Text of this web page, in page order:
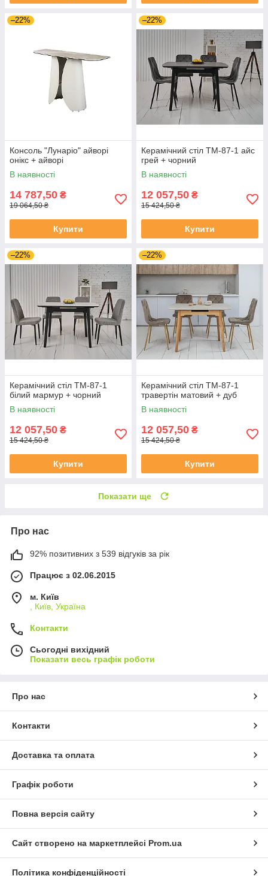
–22%
Консоль "Лунаріо" айворі
онікс + айворі
В наявності
14 787,50 ₴
19 064,50 ₴
Купити
–22%
Керамічний стіл TM-87-1 айс
грей + чорний
В наявності
12 057,50 ₴
15 424,50 ₴
Купити
–22%
Керамічний стіл TM-87-1
білий мармур + чорний
В наявності
12 057,50 ₴
15 424,50 ₴
Купити
–22%
Керамічний стіл TM-87-1
травертін матовий + дуб
В наявності
12 057,50 ₴
15 424,50 ₴
Купити
Показати ще
Про нас
92% позитивних з 539 відгуків за рік
Працює з 02.06.2015
м. Київ
, Київ, Україна
Контакти
Сьогодні вихідний
Показати весь графік роботи
Про нас
Контакти
Доставка та оплата
Графік роботи
Повна версія сайту
Сайт створено на маркетплейсі Prom.ua
Політика конфіденційності